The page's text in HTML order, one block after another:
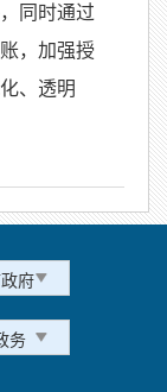
同时通过
，加强授
、透明
府
务